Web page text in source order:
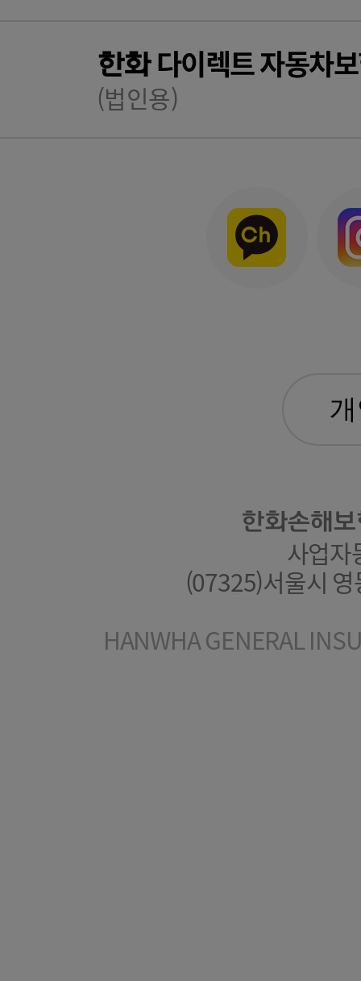
한화다이렉트 자동차
(법인용)
한화손해
사업
(07325)서울시
HANWHA GENERAL